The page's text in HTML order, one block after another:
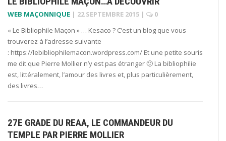
WEB MAÇONNIQUE | 22 SEPTEMBRE 2015 |
0
« Le Bibliophile Maçon » … Kesaco ? C’est un blog que vous
trouverez à l’adresse suivante
: https://lebibliophilemacon.wordpress.com/ Et une petite souris
me dit que Pierre Mollier n’y est pas étranger 🙂 La bibliophilie
est, littéralement, l’amour des livres et, plus particulièrement,
des livres…
27E GRADE DU REAA, LE COMMANDEUR DU
TEMPLE PAR PIERRE MOLLIER